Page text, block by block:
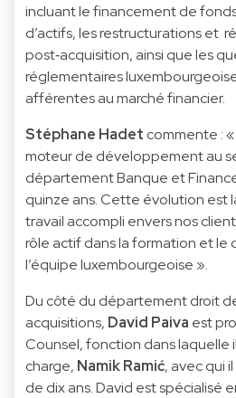
incluant le financement de
d’actifs, les restructurations et
post‑acquisition, ainsi que les
réglementaires
afférentes au marché financier.
Stéphane Hadet commente :
moteur de développement au
département Banque et
quinze ans. Cette évolution est
travail accompli envers nos
rôle actif dans la formation et
l’équipe luxembourgeoise ».
Du côté du département droit
acquisitions, David Paiva est
Counsel, fonction dans laquelle
charge, Namik Ramić, avec qui
de dix ans. David est spécialisé